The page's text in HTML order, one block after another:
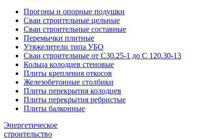
Прогоны и опорные подушки
Сваи строительные цельные
Сваи строительные составные
Перемычки плитные
Утяжелители типа УБО
Сваи строительные от С30.25-1 до С 120.30-13
Кольца колодцев стеновые
Плиты крепления откосов
Железобетонные столбики
Плиты перекрытия колодцев
Плиты перекрытия ребристые
Плиты балконные
Энергетическое
строительство